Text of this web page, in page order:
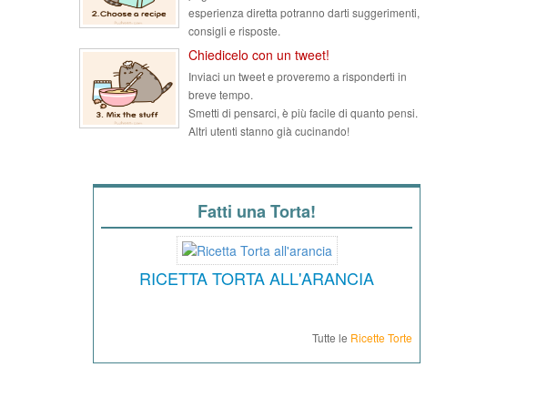
esperienza diretta potranno darti suggerimenti,
consigli e risposte.
Chiedicelo con un tweet!
Inviaci un tweet e proveremo a risponderti in
breve tempo.
Smetti di pensarci, è più facile di quanto pensi.
Altri utenti stanno già cucinando!
Fatti una Torta!
RICETTA TORTA ALL'ARANCIA
Tutte le Ricette Torte